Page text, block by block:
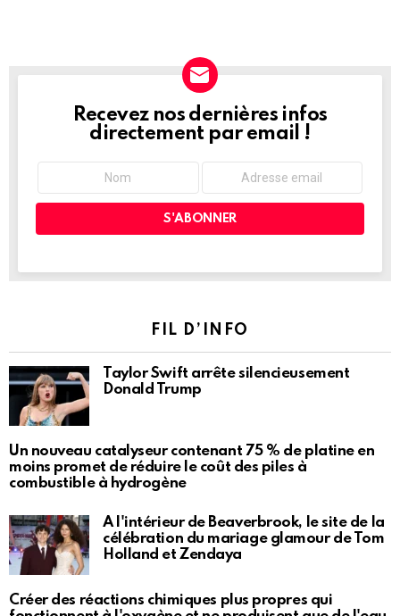
NEWSLETTER
Recevez nos dernières infos
directement par email !
FIL D’INFO
Taylor Swift arrête silencieusement
Donald Trump
Un nouveau catalyseur contenant 75 % de platine en
moins promet de réduire le coût des piles à
combustible à hydrogène
À l'intérieur de Beaverbrook, le site de la
célébration du mariage glamour de Tom
Holland et Zendaya
Créer des réactions chimiques plus propres qui